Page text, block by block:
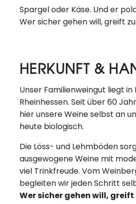
Spargel oder Käse. Und er
Wer sicher gehen will, greift
HERKUNFT &
Unser Familienweingut liegt
Rheinhessen. Seit über 60
hier unsere Weine selbst an
heute biologisch.
Die Löss- und Lehmböden
ausgewogene Weine mit
viel Trinkfreude. Vom
begleiten wir jeden Schritt
Wer sicher gehen will, greift